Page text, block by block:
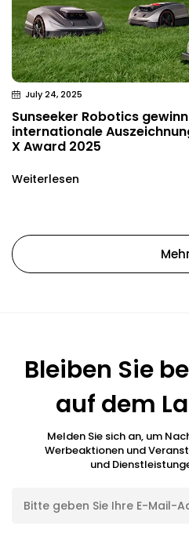
July 24, 2025
Sunseeker Robotics
internationale
X Award 2025
Weiterlesen
Mehr
Bleiben Sie
auf dem
Melden Sie sich an, um
Werbeaktionen und
und